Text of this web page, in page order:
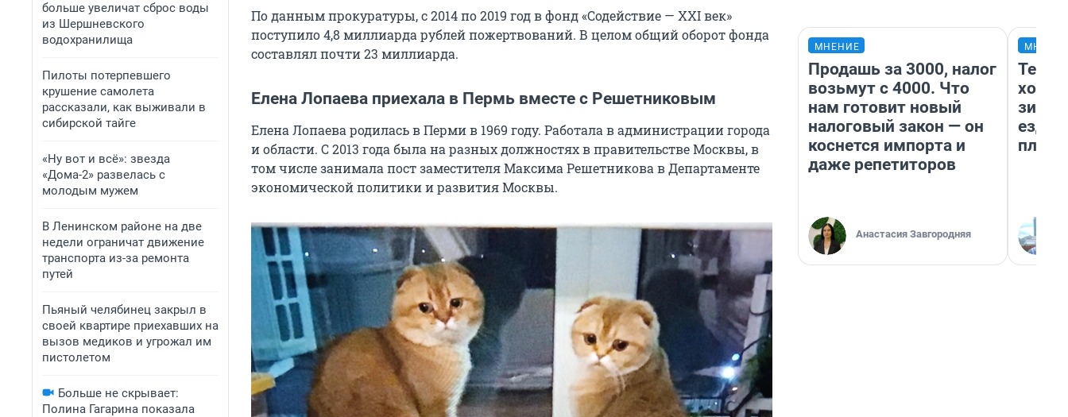
больше увеличат сброс воды
из Шершневского
водохранилища
Пилоты потерпевшего
крушение самолета
рассказали, как выживали в
сибирской тайге
«Ну вот и всё»: звезда
«Дома-2» развелась с
молодым мужем
В Ленинском районе на две
недели ограничат движение
транспорта из-за ремонта
путей
Пьяный челябинец закрыл в
своей квартире приехавших на
вызов медиков и угрожал им
пистолетом
Больше не скрывает:
Полина Гагарина показала
По данным прокуратуры, с 2014 по 2019 год в фонд «Содействие — XXI век»
поступило 4,8 миллиарда рублей пожертвований. В целом общий оборот фонда
составлял почти 23 миллиарда.
Елена Лопаева приехала в Пермь вместе с Решетниковым
Елена Лопаева родилась в Перми в 1969 году. Работала в администрации города
и области. С 2013 года была на разных должностях в правительстве Москвы, в
том числе занимала пост заместителя Максима Решетникова в Департаменте
экономической политики и развития Москвы.
МНЕНИЕ
Продашь за 3000, налог
возьмут с 4000. Что
нам готовит новый
налоговый закон — он
коснется импорта и
даже репетиторов
Анастасия Завгородняя
ездит